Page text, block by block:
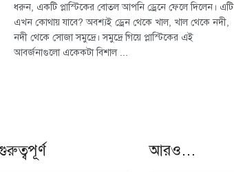
ধরুন, একটি প্লাস্টিকের বোতল আপনি ড্রেনে ফেলে দিলেন। এটি
এখন কোথায় যাবে? অবশ্যই ড্রেন থেকে খাল, খাল থেকে নদী,
নদী থেকে সোজা সমুদ্রে। সমুদ্রে গিয়ে প্লাস্টিকের এই
আবর্জনাগুলো একেকটা বিশাল ...
আরও…